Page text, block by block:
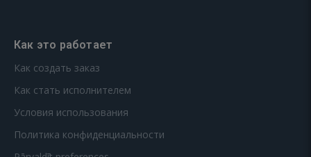
Как это работает
Как создать заказ
Как стать исполнителем
Условия использования
Политика конфиденциальности